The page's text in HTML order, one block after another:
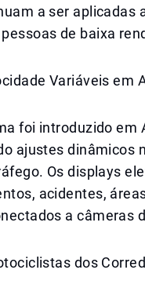
a ser aplicadas
de baixa
Variáveis em
foi introduzido em
ajustes dinâmicos
Os displays
acidentes,
a câmeras
dos